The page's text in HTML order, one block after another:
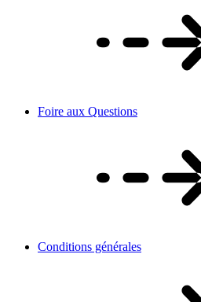
Foire aux Questions
Conditions générales